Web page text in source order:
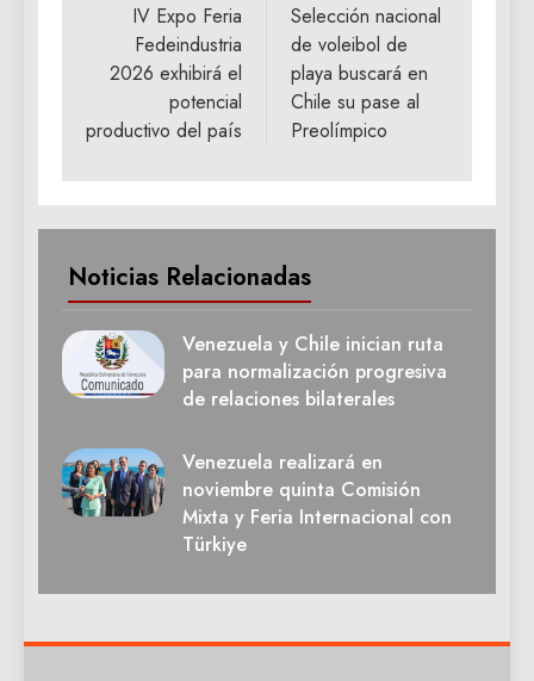
entradas
IV Expo Feria
Fedeindustria
2026 exhibirá el
potencial
productivo del país
Selección nacional
de voleibol de
playa buscará en
Chile su pase al
Preolímpico
Noticias Relacionadas
Venezuela y Chile inician ruta
para normalización progresiva
de relaciones bilaterales
Venezuela realizará en
noviembre quinta Comisión
Mixta y Feria Internacional con
Türkiye